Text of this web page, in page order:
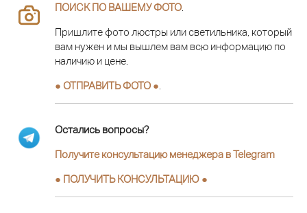
ПОИСК ПО ВАШЕМУ ФОТО
Пришлите фото люстры или светильника, который
вам нужен и мы вышлем вам всю информацию по
наличию и цене.
● ОТПРАВИТЬ ФОТО ●
Остались вопросы?
Получите консультацию менеджера в Telegram
● ПОЛУЧИТЬ КОНСУЛЬТАЦИЮ ●